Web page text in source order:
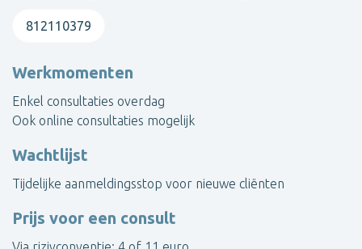
812110379
Werkmomenten
Enkel consultaties overdag
Ook online consultaties mogelijk
Wachtlijst
Tijdelijke aanmeldingsstop voor nieuwe cliënten
Prijs voor een consult